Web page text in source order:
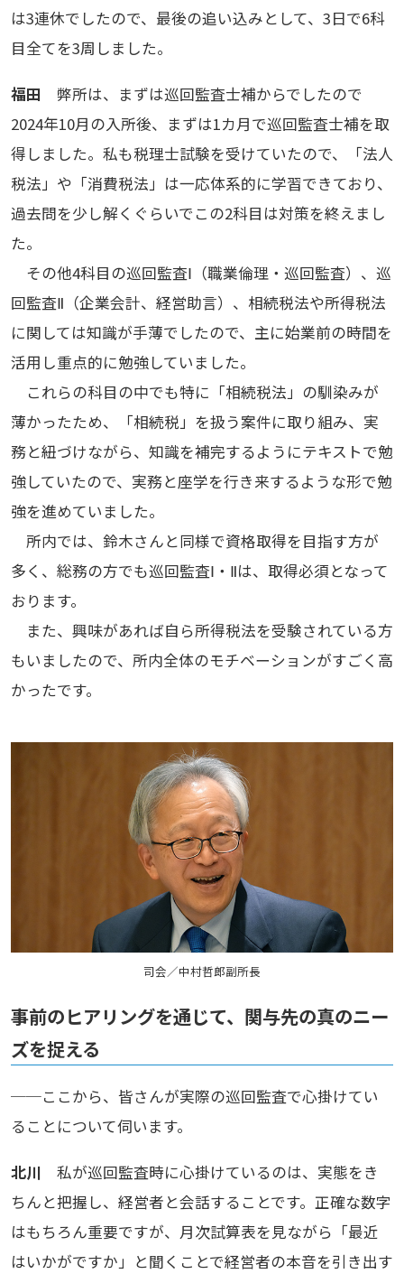
は3連休でしたので、最後の追い込みとして、3日で6科
目全てを3周しました。
福田 弊所は、まずは巡回監査士補からでしたので
2024年10月の入所後、まずは1カ月で巡回監査士補を取
得しました。私も税理士試験を受けていたので、「法人
税法」や「消費税法」は一応体系的に学習できており、
過去問を少し解くぐらいでこの2科目は対策を終えまし
た。
その他4科目の巡回監査Ⅰ（職業倫理・巡回監査）、巡
回監査Ⅱ（企業会計、経営助言）、相続税法や所得税法
に関しては知識が手薄でしたので、主に始業前の時間を
活用し重点的に勉強していました。
これらの科目の中でも特に「相続税法」の馴染みが
薄かったため、「相続税」を扱う案件に取り組み、実
務と紐づけながら、知識を補完するようにテキストで勉
強していたので、実務と座学を行き来するような形で勉
強を進めていました。
所内では、鈴木さんと同様で資格取得を目指す方が
多く、総務の方でも巡回監査Ⅰ・Ⅱは、取得必須となって
おります。
また、興味があれば自ら所得税法を受験されている方
もいましたので、所内全体のモチベーションがすごく高
かったです。
司会／中村哲郎副所長
事前のヒアリングを通じて、関与先の真のニー
ズを捉える
──ここから、皆さんが実際の巡回監査で心掛けてい
ることについて伺います。
北川 私が巡回監査時に心掛けているのは、実態をき
ちんと把握し、経営者と会話することです。正確な数字
はもちろん重要ですが、月次試算表を見ながら「最近
はいかがですか」と聞くことで経営者の本音を引き出す